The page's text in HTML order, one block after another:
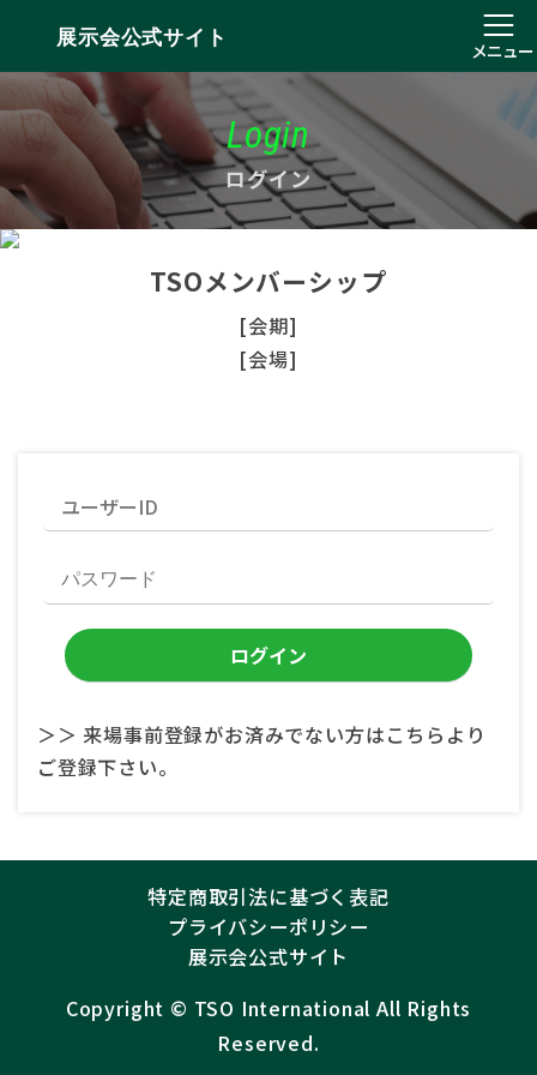
展示会公式サイト
メニュー
Login
ログイン
TSOメンバーシップ
[会期]
[会場]
＞＞ 来場事前登録がお済みでない方はこちらより
ご登録下さい。
特定商取引法に基づく表記
プライバシーポリシー
展示会公式サイト
Copyright ©︎ TSO International All Rights
Reserved.